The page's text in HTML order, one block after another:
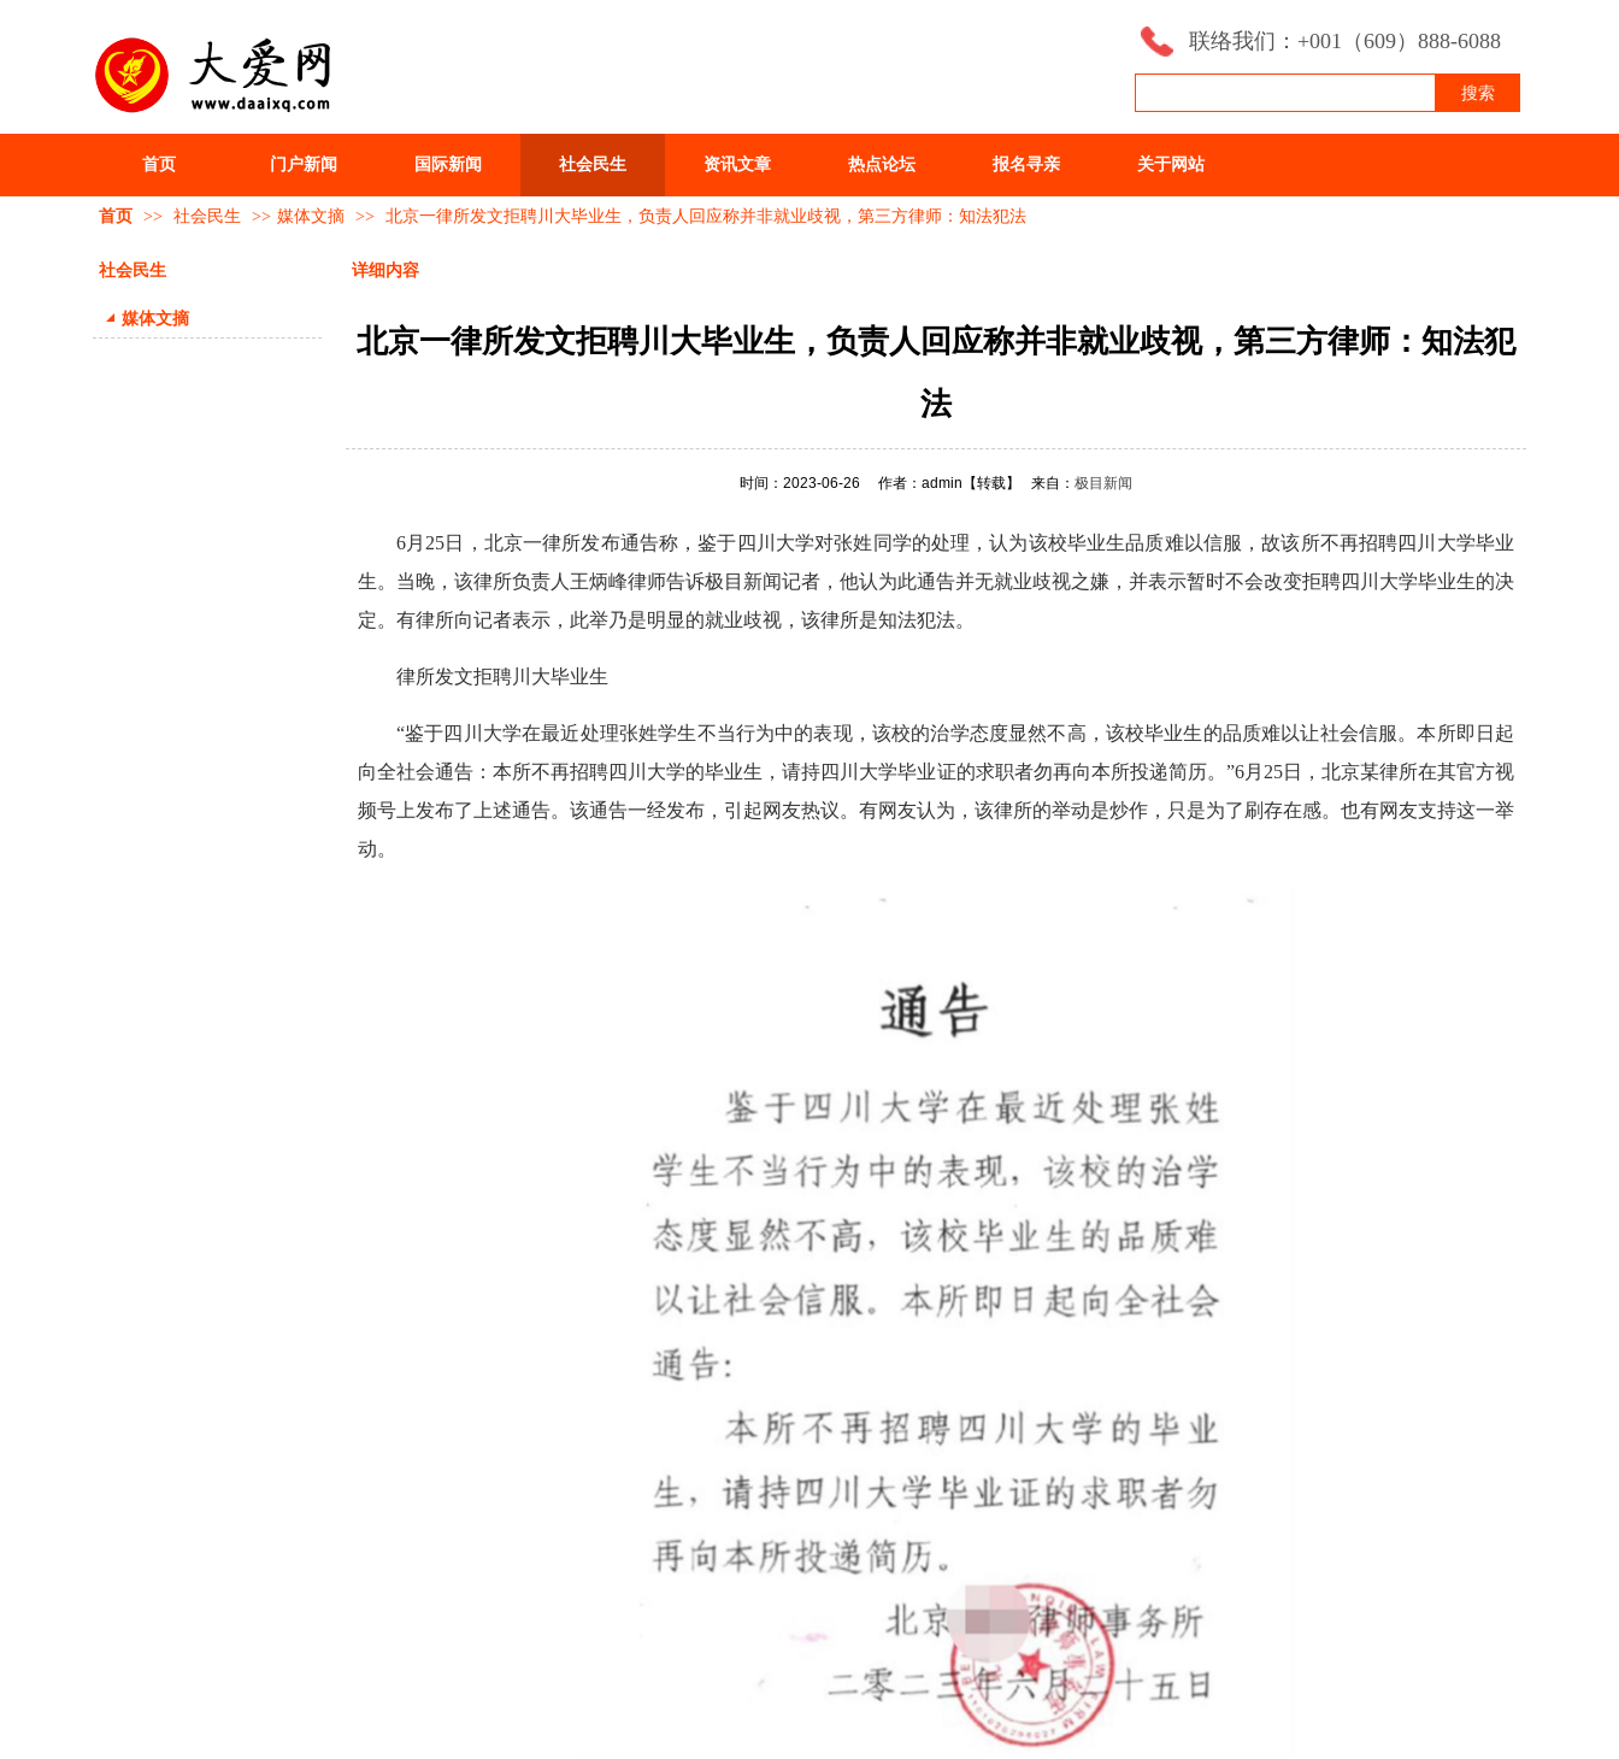
联络我们：+001（609）888-6088
搜索
首页 门户新闻 国际新闻 社会民生 资讯文章 热点论坛 报名寻亲 关于网站
首页 >> 社会民生 >> 媒体文摘 >> 北京一律所发文拒聘川大毕业生，负责人回应称并非就业歧视，第三方律师：知法犯法
社会民生
媒体文摘
详细内容
北京一律所发文拒聘川大毕业生，负责人回应称并非就业歧视，第三方律师：知法犯
法
时间：2023-06-26 作者：admin 【转载】 来自： 极目新闻
6月25日，北京一律所发布通告称，鉴于四川大学对张姓同学的处理，认为该校毕业生品质难以信服，故该所不再招聘四川大学毕业
生。当晚，该律所负责人王炳峰律师告诉极目新闻记者，他认为此通告并无就业歧视之嫌，并表示暂时不会改变拒聘四川大学毕业生的决
定。有律所向记者表示，此举乃是明显的就业歧视，该律所是知法犯法。
律所发文拒聘川大毕业生
“鉴于四川大学在最近处理张姓学生不当行为中的表现，该校的治学态度显然不高，该校毕业生的品质难以让社会信服。本所即日起
向全社会通告：本所不再招聘四川大学的毕业生，请持四川大学毕业证的求职者勿再向本所投递简历。”6月25日，北京某律所在其官方视
频号上发布了上述通告。该通告一经发布，引起网友热议。有网友认为，该律所的举动是炒作，只是为了刷存在感。也有网友支持这一举
动。